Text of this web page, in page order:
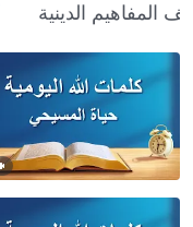
المفاهيم الدينية